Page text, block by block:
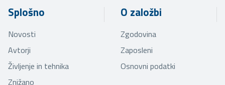
Splošno
Novosti
Avtorji
Življenje in tehnika
Znižano
O založbi
Zgodovina
Zaposleni
Osnovni podatki